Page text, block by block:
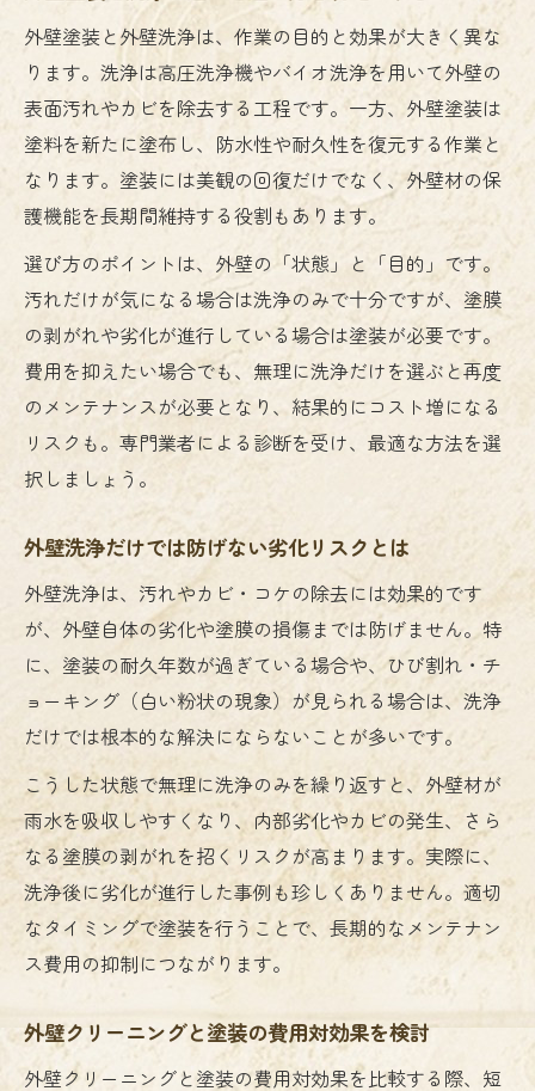
外壁塗装と外壁洗浄は、作業の目的と効果が大きく異な
ります。洗浄は高圧洗浄機やバイオ洗浄を用いて外壁の
表面汚れやカビを除去する工程です。一方、外壁塗装は
塗料を新たに塗布し、防水性や耐久性を復元する作業と
なります。塗装には美観の回復だけでなく、外壁材の保
護機能を長期間維持する役割もあります。
選び方のポイントは、外壁の「状態」と「目的」です。
汚れだけが気になる場合は洗浄のみで十分ですが、塗膜
の剥がれや劣化が進行している場合は塗装が必要です。
費用を抑えたい場合でも、無理に洗浄だけを選ぶと再度
のメンテナンスが必要となり、結果的にコスト増になる
リスクも。専門業者による診断を受け、最適な方法を選
択しましょう。
外壁洗浄だけでは防げない劣化リスクとは
外壁洗浄は、汚れやカビ・コケの除去には効果的です
が、外壁自体の劣化や塗膜の損傷までは防げません。特
に、塗装の耐久年数が過ぎている場合や、ひび割れ・チ
ョーキング（白い粉状の現象）が見られる場合は、洗浄
だけでは根本的な解決にならないことが多いです。
こうした状態で無理に洗浄のみを繰り返すと、外壁材が
雨水を吸収しやすくなり、内部劣化やカビの発生、さら
なる塗膜の剥がれを招くリスクが高まります。実際に、
洗浄後に劣化が進行した事例も珍しくありません。適切
なタイミングで塗装を行うことで、長期的なメンテナン
ス費用の抑制につながります。
外壁クリーニングと塗装の費用対効果を検討
外壁クリーニングと塗装の費用対効果を比較する際、短